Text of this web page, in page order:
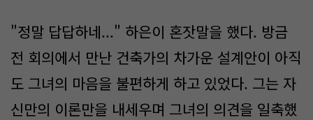
"정말 답답하네..." 하은이 혼잣말을 했다. 방금
전 회의에서 만난 건축가의 차가운 설계안이 아직
도 그녀의 마음을 불편하게 하고 있었다. 그는 자
신만의 이론만을 내세우며 그녀의 의견을 일축했